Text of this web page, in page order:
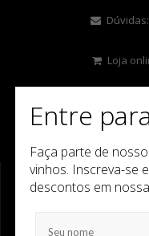
Dúvidas:
Loja
Entre
Faça parte de
vinhos. Inscreva-se
descontos em